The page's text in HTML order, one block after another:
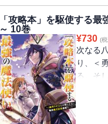
「攻略本」を駆使する
～ 10巻
¥730 (
次なる
り、＜
る。そ
魔弾将